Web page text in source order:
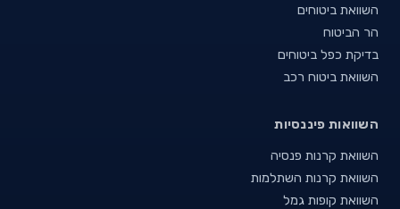
השוואת ביטוחים
הר הביטוח
בדיקת כפל ביטוחים
השוואת ביטוח רכב
השוואות פיננסיות
השוואת קרנות פנסיה
השוואת קרנות השתלמות
השוואת קופות גמל